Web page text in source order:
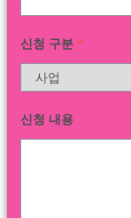
신청 구분 *
신청 내용